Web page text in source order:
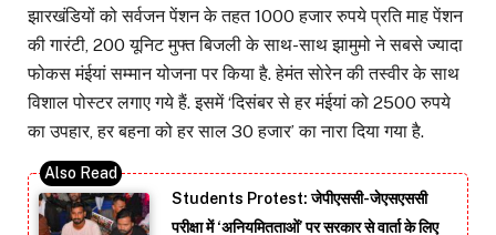
झारखंडियों को सर्वजन पेंशन के तहत 1000 हजार रुपये प्रति माह पेंशन
की गारंटी, 200 यूनिट मुफ्त बिजली के साथ-साथ झामुमो ने सबसे ज्यादा
फोकस मंईयां सम्मान योजना पर किया है. हेमंत साेरेन की तस्वीर के साथ
विशाल पोस्टर लगाए गये हैं. इसमें ‘दिसंबर से हर मंईयां को 2500 रुपये
का उपहार, हर बहना को हर साल 30 हजार’ का नारा दिया गया है.
Students Protest: जेपीएससी-जेएसएससी
परीक्षा में ‘अनियमितताओं’ पर सरकार से वार्ता के लिए